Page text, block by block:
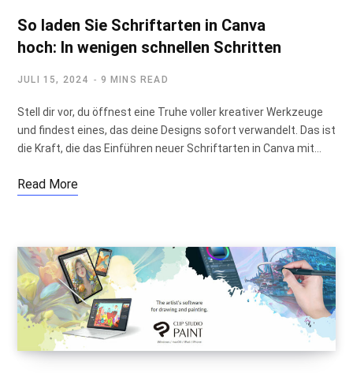
So laden Sie Schriftarten in Canva
hoch: In wenigen schnellen Schritten
JULI 15, 2024 9 MINS READ
Stell dir vor, du öffnest eine Truhe voller kreativer Werkzeuge
und findest eines, das deine Designs sofort verwandelt. Das ist
die Kraft, die das Einführen neuer Schriftarten in Canva mit…
Read More